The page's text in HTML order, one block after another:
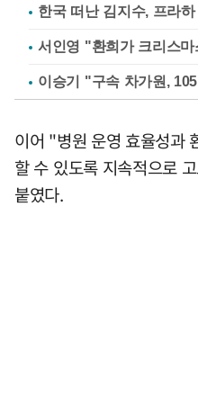
한국 떠난 김지수, 프라
서인영 "환희가 크리스
이승기 "구속 차가원,
이어 "병원 운영 효율성과
할 수 있도록 지속적으로
붙였다.